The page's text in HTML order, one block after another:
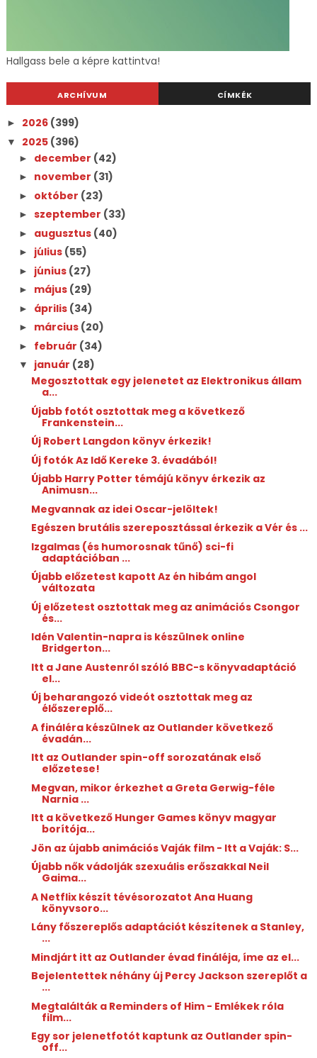
Hallgass bele a képre kattintva!
ARCHÍVUM CÍMKÉK
► 2026 (399)
▼ 2025 (396)
► december (42)
► november (31)
► október (23)
► szeptember (33)
► augusztus (40)
► július (55)
► június (27)
► május (29)
► április (34)
► március (20)
► február (34)
▼ január (28)
Megosztottak egy jelenetet az Elektronikus állam
a...
Újabb fotót osztottak meg a következő
Frankenstein...
Új Robert Langdon könyv érkezik!
Új fotók Az Idő Kereke 3. évadából!
Újabb Harry Potter témájú könyv érkezik az
Animusn...
Megvannak az idei Oscar-jelöltek!
Egészen brutális szereposztással érkezik a Vér és ...
Izgalmas (és humorosnak tűnő) sci-fi
adaptációban ...
Újabb előzetest kapott Az én hibám angol
változata
Új előzetest osztottak meg az animációs Csongor
és...
Idén Valentin-napra is készülnek online
Bridgerton...
Itt a Jane Austenról szóló BBC-s könyvadaptáció
el...
Új beharangozó videót osztottak meg az
élőszereplő...
A fináléra készülnek az Outlander következő
évadán...
Itt az Outlander spin-off sorozatának első
előzetese!
Megvan, mikor érkezhet a Greta Gerwig-féle
Narnia ...
Itt a következő Hunger Games könyv magyar
borítója...
Jön az újabb animációs Vaják film - Itt a Vaják: S...
Újabb nők vádolják szexuális erőszakkal Neil
Gaima...
A Netflix készít tévésorozatot Ana Huang
könyvsoro...
Lány főszereplős adaptációt készítenek a Stanley,
...
Mindjárt itt az Outlander évad fináléja, íme az el...
Bejelentettek néhány új Percy Jackson szereplőt a
...
Megtalálták a Reminders of Him - Emlékek róla
film...
Egy sor jelenetfotót kaptunk az Outlander spin-
off...